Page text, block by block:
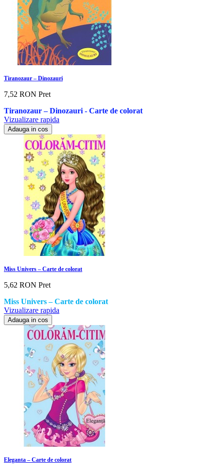
Tiranozaur – Dinozauri
7,52 RON Pret
Tiranozaur – Dinozauri - Carte de colorat
Vizualizare rapida
Adauga in cos
Miss Univers – Carte de colorat
5,62 RON Pret
Miss Univers – Carte de colorat
Vizualizare rapida
Adauga in cos
Eleganta – Carte de colorat